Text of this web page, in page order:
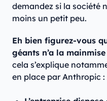
demandez si la société
moins un petit peu.
Eh bien figurez-vous
géants n’a la
cela s’explique
en place par Anthropic :